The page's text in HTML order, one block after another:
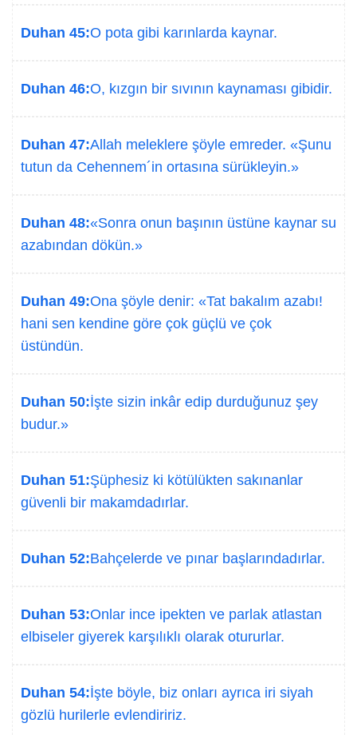
Duhan 45:O pota gibi karınlarda kaynar.
Duhan 46:O, kızgın bir sıvının kaynaması gibidir.
Duhan 47:Allah meleklere şöyle emreder. «Şunu
tutun da Cehennem´in ortasına sürükleyin.»
Duhan 48:«Sonra onun başının üstüne kaynar su
azabından dökün.»
Duhan 49:Ona şöyle denir: «Tat bakalım azabı!
hani sen kendine göre çok güçlü ve çok
üstündün.
Duhan 50:İşte sizin inkâr edip durduğunuz şey
budur.»
Duhan 51:Şüphesiz ki kötülükten sakınanlar
güvenli bir makamdadırlar.
Duhan 52:Bahçelerde ve pınar başlarındadırlar.
Duhan 53:Onlar ince ipekten ve parlak atlastan
elbiseler giyerek karşılıklı olarak otururlar.
Duhan 54:İşte böyle, biz onları ayrıca iri siyah
gözlü hurilerle evlendiririz.